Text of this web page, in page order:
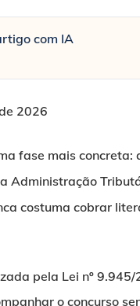
com IA
2026
fase mais concreta:
Administração
costuma cobrar
pela Lei nº
o concurso